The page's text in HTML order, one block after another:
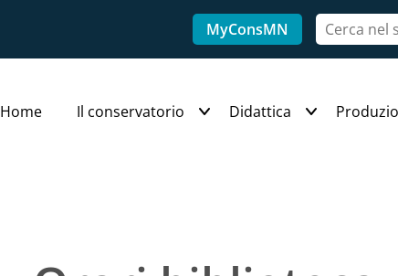
MyConsMN
Home Il conservatorio Didattica